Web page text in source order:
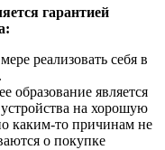
гарантией
реализовать себя в
образование является
на хорошую
каким-то причинам не
о покупке